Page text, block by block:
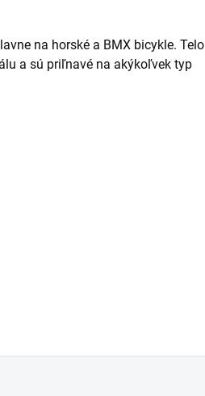
na horské a BMX bicykle. Telo
a sú priľnavé na akýkoľvek typ